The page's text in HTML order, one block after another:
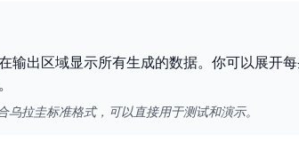
输出区域显示所有生成的数据。你可以展开
拉圭标准格式，可以直接用于测试和演示。